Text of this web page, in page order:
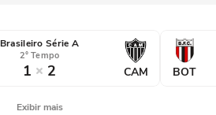
Brasileiro Série A
2° Tempo
1 2 CAM BOT
Exibir mais